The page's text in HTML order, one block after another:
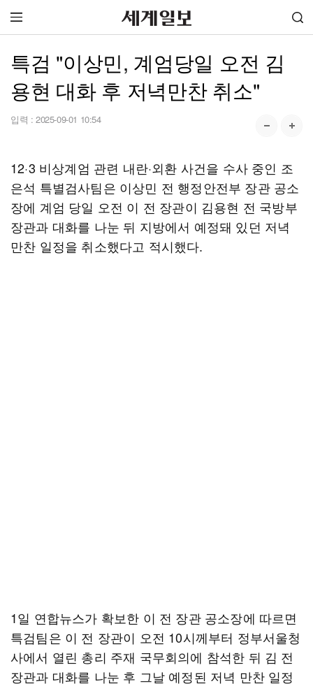
특검 "이상민, 계엄당일 오전 김
용현 대화 후 저녁만찬 취소"
입력 : 2025-09-01 10:54
12·3 비상계엄 관련 내란·외환 사건을 수사 중인 조
은석 특별검사팀은 이상민 전 행정안전부 장관 공소
장에 계엄 당일 오전 이 전 장관이 김용현 전 국방부
장관과 대화를 나눈 뒤 지방에서 예정돼 있던 저녁
만찬 일정을 취소했다고 적시했다.
1일 연합뉴스가 확보한 이 전 장관 공소장에 따르면
특검팀은 이 전 장관이 오전 10시께부터 정부서울청
사에서 열린 총리 주재 국무회의에 참석한 뒤 김 전
장관과 대화를 나눈 후 그날 예정된 저녁 만찬 일정